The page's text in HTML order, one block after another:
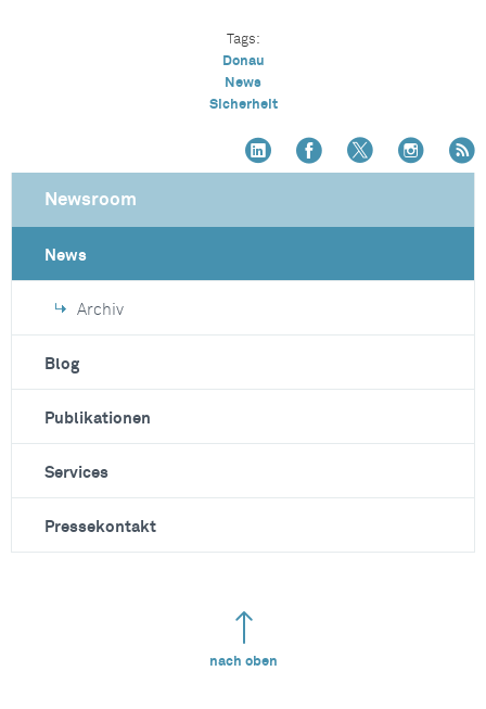
Tags:
Donau
News
Sicherheit
Newsroom
News
Archiv
Blog
Publikationen
Services
Pressekontakt
nach oben